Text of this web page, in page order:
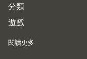
分類
遊戲
閱讀更多